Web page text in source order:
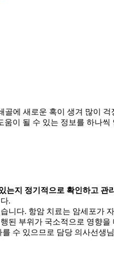
골에 새로운 혹이 생겨 많이
이 될 수 있는 정보를 하나씩
는지 정기적으로 확인하고 관
.
니다. 항암 치료는 암세포가
된 부위가 국소적으로 영향을
수 있으므로 담당 의사선생